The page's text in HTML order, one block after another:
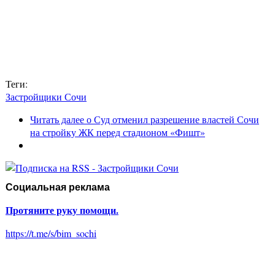
Теги:
Застройщики Сочи
Читать далеео Суд отменил разрешение властей Сочи
на стройку ЖК перед стадионом «Фишт»
Социальная реклама
Протяните руку помощи.
https://t.me/s/bim_sochi